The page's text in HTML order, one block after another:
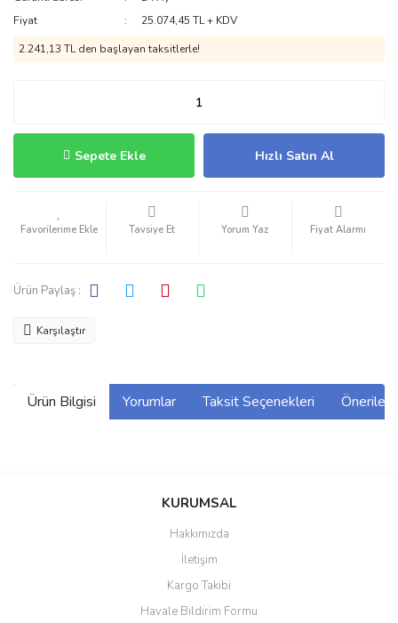
Fiyat
25.074,45 TL + KDV
2.241,13 TL den başlayan taksitlerle!
Sepete Ekle Hızlı Satın Al
Tavsiye Et Yorum Yaz Fiyat Alarmı
Ürün Paylaş :
Karşılaştır
Ürün Bilgisi Yorumlar Taksit Seçenekleri
Bu ürüne ilk yorumu siz yapın!
Yorum Yaz
Ürün resmi kalitesiz, bozuk veya görüntülenemiyor.
Ürün açıklamasında eksik bilgiler bulunuyor.
Ürün bilgilerinde hatalar bulunuyor.
KURUMSAL
Hakkımızda
İletişim
Kargo Takibi
Havale Bildirim Formu